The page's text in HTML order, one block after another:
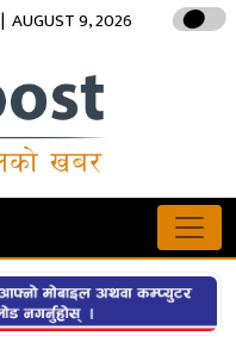
| AUGUST 9, 2026